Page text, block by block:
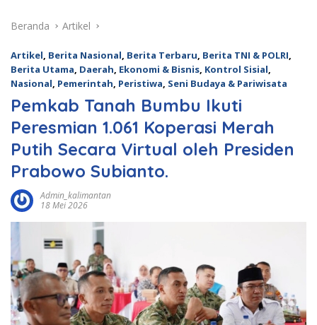
Beranda Artikel
Artikel, Berita Nasional, Berita Terbaru, Berita TNI & POLRI,
Berita Utama, Daerah, Ekonomi & Bisnis, Kontrol Sisial,
Nasional, Pemerintah, Peristiwa, Seni Budaya & Pariwisata
Pemkab Tanah Bumbu Ikuti
Peresmian 1.061 Koperasi Merah
Putih Secara Virtual oleh Presiden
Prabowo Subianto.
Admin_kalimantan
18 Mei 2026